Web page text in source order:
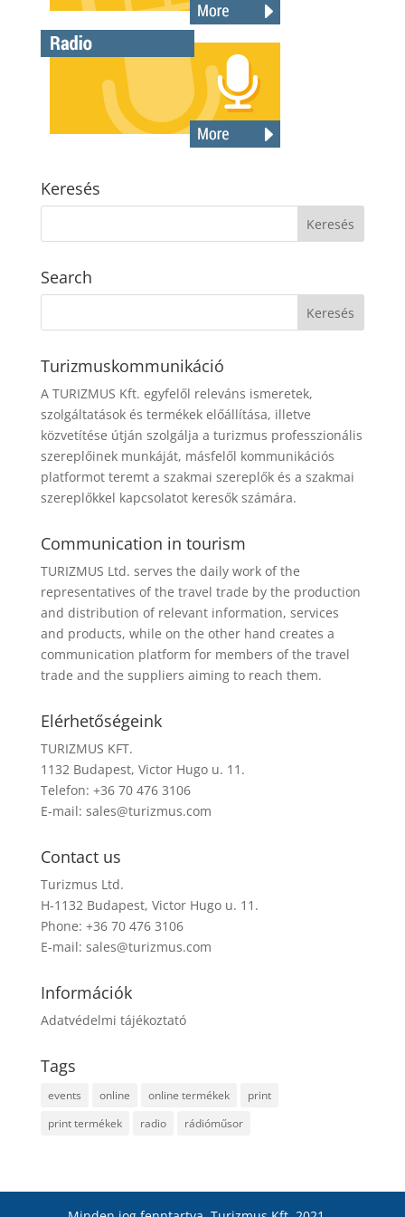
Keresés
Search
Turizmuskommunikáció
A TURIZMUS Kft. egyfelől releváns ismeretek,
szolgáltatások és termékek előállítása, illetve
közvetítése útján szolgálja a turizmus professzionális
szereplőinek munkáját, másfelől kommunikációs
platformot teremt a szakmai szereplők és a szakmai
szereplőkkel kapcsolatot keresők számára.
Communication in tourism
TURIZMUS Ltd. serves the daily work of the
representatives of the travel trade by the production
and distribution of relevant information, services
and products, while on the other hand creates a
communication platform for members of the travel
trade and the suppliers aiming to reach them.
Elérhetőségeink
TURIZMUS KFT.
1132 Budapest, Victor Hugo u. 11.
Telefon: +36 70 476 3106
E-mail: sales@turizmus.com
Contact us
Turizmus Ltd.
H-1132 Budapest, Victor Hugo u. 11.
Phone: +36 70 476 3106
E-mail: sales@turizmus.com
Információk
Adatvédelmi tájékoztató
Tags
events online online termékek
print
print termékek
radio rádióműsor